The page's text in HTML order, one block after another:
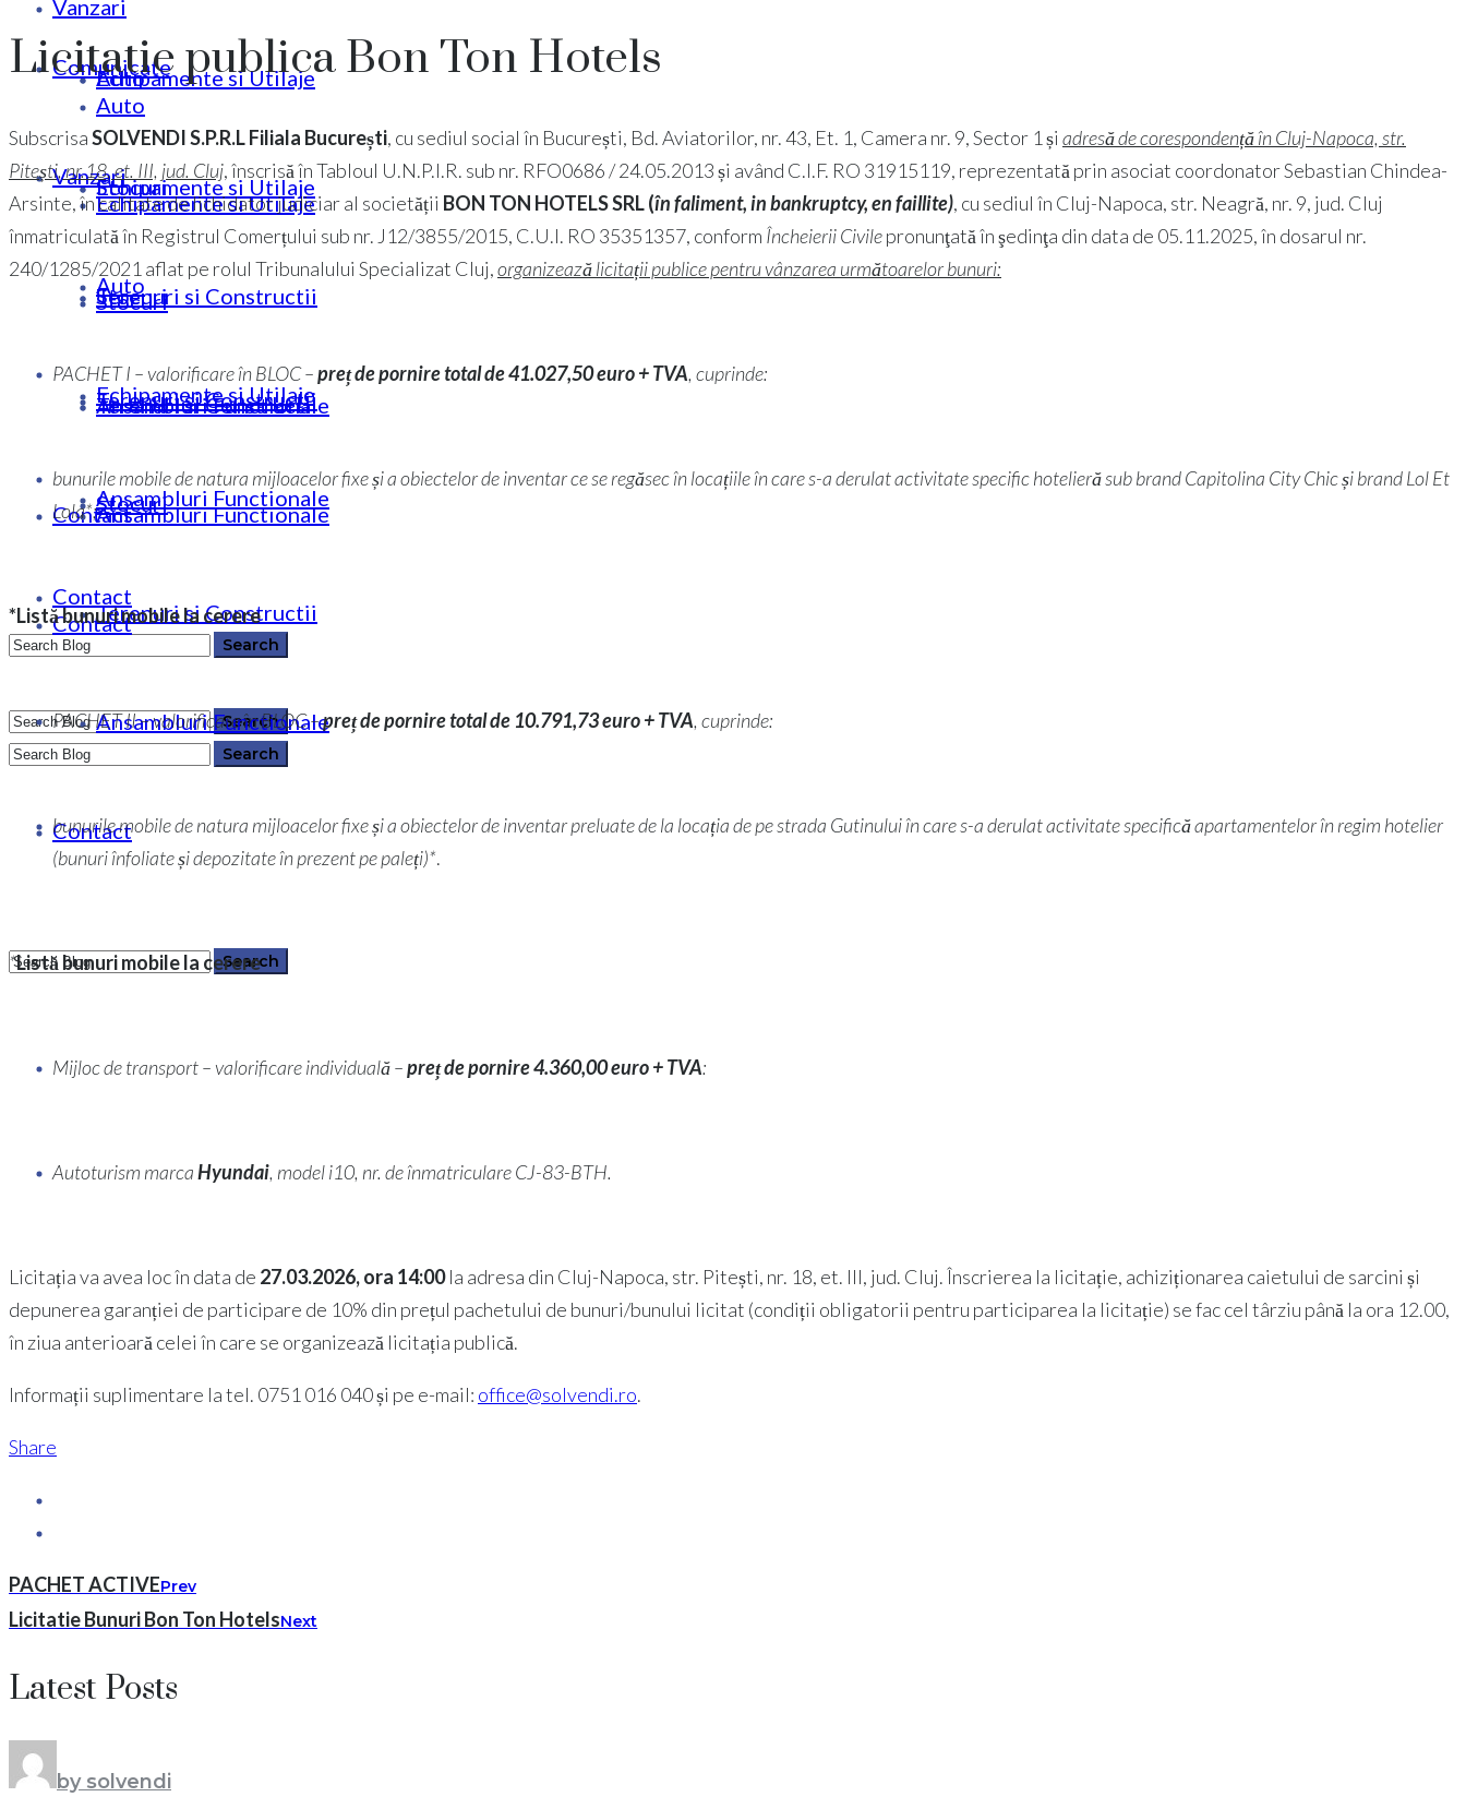
Echipamente si Utilaje
Stocuri
Terenuri si Constructii
Ansambluri Functionale
Contact
0364 146 512
Auto
Echipamente si Utilaje
Stocuri
Terenuri si Constructii
Ansambluri Functionale
Contact
Vanzari
Auto
Echipamente si Utilaje
Stocuri
Terenuri si Constructii
Ansambluri Functionale
Contact
0364 146 512
Comunicate
Vanzari
Auto
Echipamente si Utilaje
Stocuri
Terenuri si Constructii
Ansambluri Functionale
Contact
Licitatie publica Bon Ton Hotels
SubscrisaSOLVENDI S.P.R.L Filiala București, cu sediul social în București, Bd. Aviatorilor, nr. 43, Et. 1, Camera nr. 9, Sector 1 și adresă de corespondență în Cluj-Napoca, str.
Pitești, nr.18, et. III, jud. Cluj, înscrisă în Tabloul U.N.P.I.R. sub nr. RFO0686 / 24.05.2013 și având C.I.F. RO 31915119, reprezentată prin asociat coordonator Sebastian Chindea-
Arsinte, în calitate de lichidator judiciar al societății BON TON HOTELS SRL(în faliment, in bankruptcy, en faillite), cu sediul în Cluj-Napoca, str. Neagră, nr. 9, jud. Cluj
înmatriculată în Registrul Comerțului sub nr. J12/3855/2015, C.U.I. RO 35351357, conform Încheierii Civilepronunţată în şedinţa din data de 05.11.2025, în dosarul nr.
240/1285/2021 aflat pe rolul Tribunalului Specializat Cluj,organizează licitații publice pentru vânzarea următoarelor bunuri:
PACHET I – valorificare în BLOC –preț de pornire total de 41.027,50 euro + TVA, cuprinde:
bunurile mobile de natura mijloacelor fixe și a obiectelor de inventar ce se regăsec în locațiile în care s-a derulat activitate specific hotelieră sub brand Capitolina City Chic și brand Lol Et
Lola*;
*Listăbunuri mobilela cerere
PACHET II – valorificare în BLOC –preț de pornire total de 10.791,73 euro + TVA, cuprinde:
bunurile mobile de natura mijloacelor fixe și a obiectelor de inventarpreluate de la locația de pe strada Gutinului în care s-a derulat activitate specifică apartamentelor în regim hotelier
(bunuri înfoliate și depozitate în prezent pe paleți)*.
*Listă bunuri mobilela cerere
Mijloc de transport – valorificare individuală –preț de pornire 4.360,00 euro + TVA:
Autoturism marcaHyundai, model i10, nr. de înmatriculare CJ-83-BTH.
Licitația va avea loc în data de 27.03.2026, ora 14:00la adresa din Cluj-Napoca, str. Pitești, nr. 18, et. III, jud. Cluj. Înscrierea la licitație, achiziționarea caietului de sarcini și
depunerea garanției de participare de 10% din prețul pachetului de bunuri/bunului licitat (condiții obligatorii pentru participarea la licitație) se fac cel târziu până la ora 12.00,
în ziua anterioară celei în care se organizează licitația publică.
Informații suplimentare la tel. 0751 016 040 și pe e-mail: office@solvendi.ro.
Share
PACHET ACTIVEPrev
Licitatie Bunuri Bon Ton HotelsNext
Latest Posts
by solvendi